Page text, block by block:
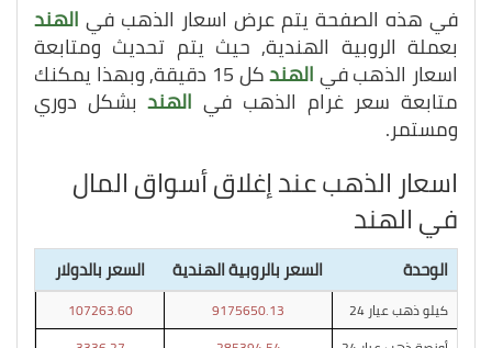
في هذه الصفحة يتم عرض اسعار الذهب في الهند
بعملة الروبية الهندية, حيث يتم تحديث ومتابعة
اسعار الذهب فيالهند كل 15 دقيقة, وبهذا يمكنك
متابعة سعر غرام الذهب في الهندبشكل دوري
ومستمر.
اسعار الذهب عند إغلاق أسواق المال
في الهند
الوحدة السعر بالروبية الهندية السعر بالدولار
كيلو ذهب عيار 24 9175650.13
107263.60